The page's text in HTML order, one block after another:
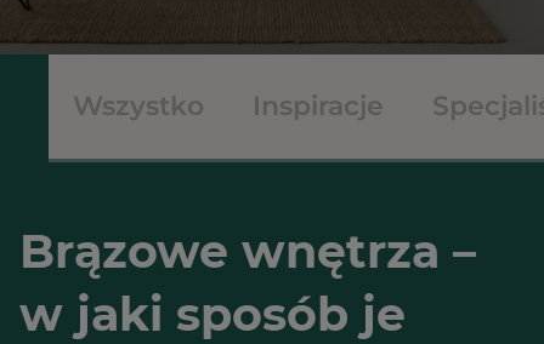
Wszystko Inspiracje
Brązowe wnętrza –
w jaki sposób je